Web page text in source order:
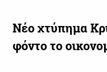
Νέο χτύπημα
φόντο το